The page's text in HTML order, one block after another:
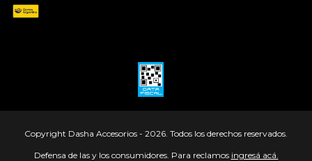
Copyright Dasha Accesorios - 2026. Todos los derechos reservados.
Defensa de las y los consumidores. Para reclamos ingresá acá.